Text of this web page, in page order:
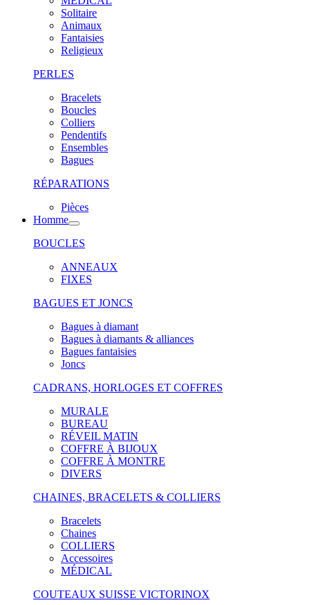
Solitaire
Animaux
Fantaisies
Religieux
PERLES
Bracelets
Boucles
Colliers
Pendentifs
Ensembles
Bagues
RÉPARATIONS
Pièces
Homme
BOUCLES
ANNEAUX
FIXES
BAGUES ET JONCS
Bagues à diamant
Bagues à diamants & alliances
Bagues fantaisies
Joncs
CADRANS, HORLOGES ET COFFRES
MURALE
BUREAU
RÉVEIL MATIN
COFFRE À BIJOUX
COFFRE À MONTRE
DIVERS
CHAINES, BRACELETS & COLLIERS
Bracelets
Chaines
COLLIERS
Accessoires
MÉDICAL
COUTEAUX SUISSE VICTORINOX